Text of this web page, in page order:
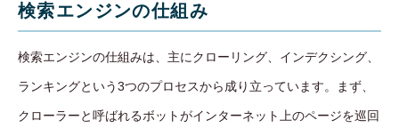
検索エンジンの仕組み
検索エンジンの仕組みは、主にクローリング、インデクシング、
ランキングという3つのプロセスから成り立っています。まず、
クローラーと呼ばれるボットがインターネット上のページを巡回